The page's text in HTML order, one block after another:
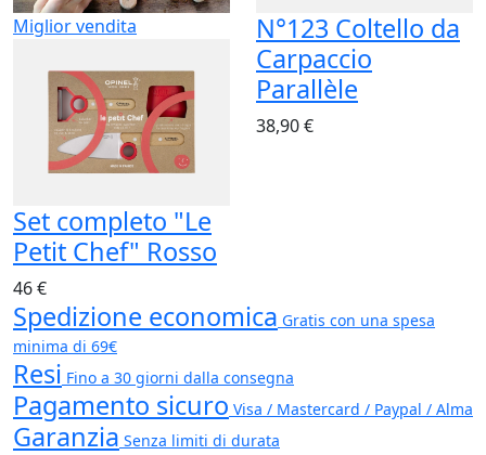
Miglior vendita
Set completo "Le
Petit Chef" Rosso
46 €
N°123 Coltello da
Carpaccio
Parallèle
38,90 €
Spedizione economica Gratis con una spesa
minima di 69€
Resi Fino a 30 giorni dalla consegna
Pagamento sicuro Visa / Mastercard / Paypal / Alma
Garanzia Senza limiti di durata